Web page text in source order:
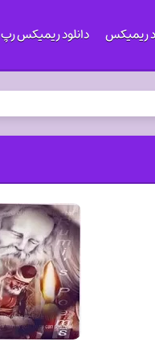
ریمیکس دانلود ریمیکس رپ